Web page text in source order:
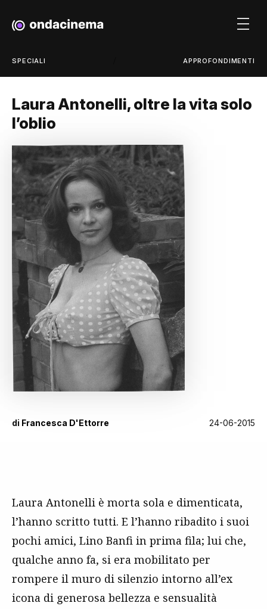
SPECIALI APPROFONDIMENTI
Laura Antonelli, oltre la vita solo
l’oblio
di Francesca D'Ettorre 24-06-2015
Laura Antonelli è morta sola e dimenticata,
l’hanno scritto tutti. E l’hanno ribadito i suoi
pochi amici, Lino Banfi in prima fila; lui che,
qualche anno fa, si era mobilitato per
rompere il muro di silenzio intorno all’ex
icona di generosa bellezza e sensualità